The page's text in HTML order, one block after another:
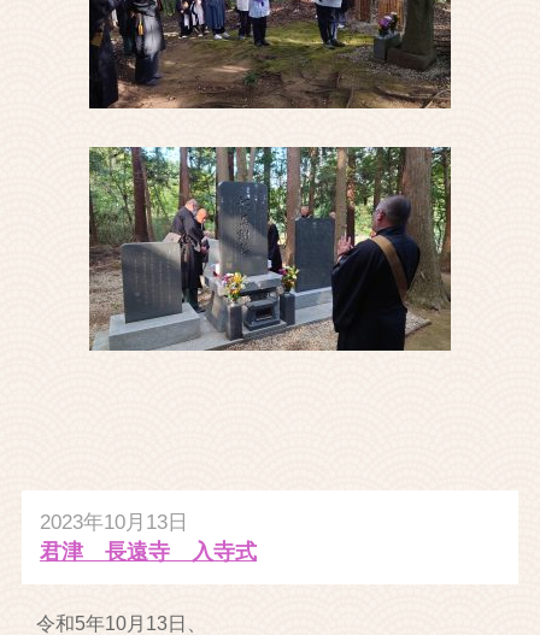
2023年10月13日
君津 長遠寺 入寺式
令和5年10月13日、